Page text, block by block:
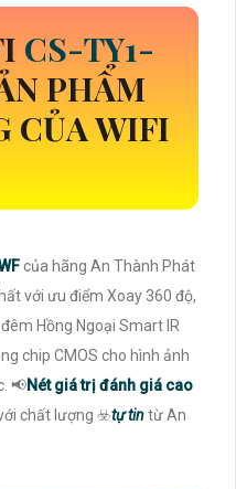
CS-TY1-
PHẨM
CỦA WIFI
của hãng An Thành Phát
với ưu điểm Xoay 360 độ,
Hồng Ngoại Smart IR
chip CMOS cho hình ảnh
📢Nét giá trị đánh giá cao
chất lượng ☣️tự tintừ An